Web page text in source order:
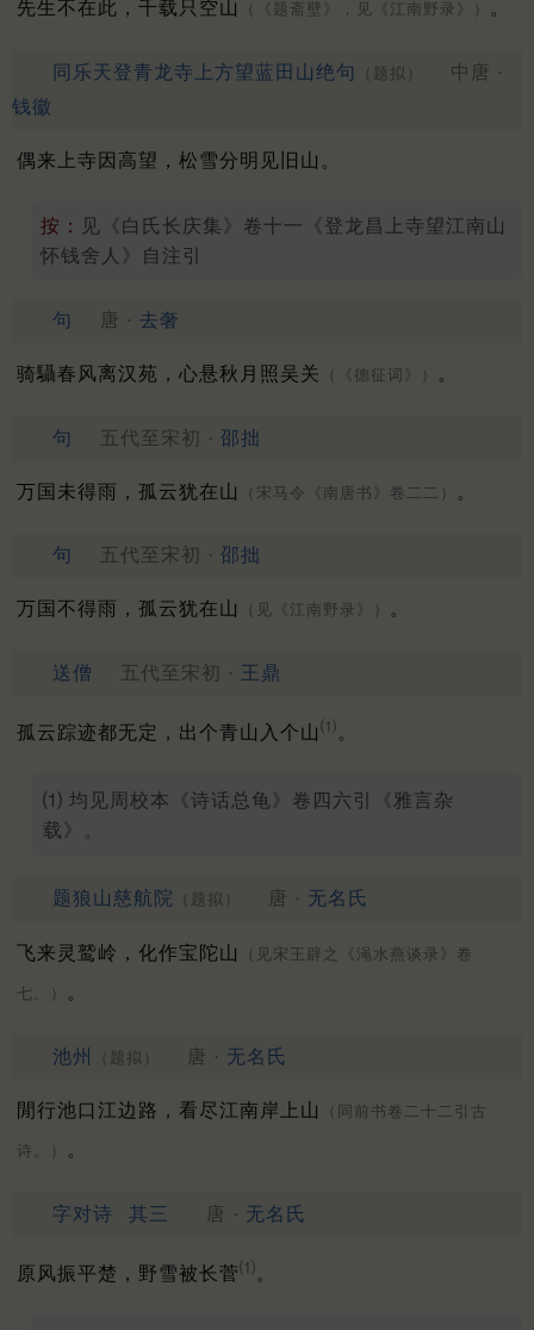
先生不在此，千载只空山 （《题斋壁》，见《江南野录》） 。
同乐天登青龙寺上方望蓝田山绝句 （题拟）
中唐 ·
钱徽
偶来上寺因高望，松雪分明见旧山。
按：
见《白氏长庆集》卷十一《登龙昌上寺望江南山
怀钱舍人》自注引
句 唐 · 去奢
骑䯀春风离汉苑，心悬秋月照吴关 （《德征词》） 。
句 五代至宋初 · 邵拙
万国未得雨，孤云犹在山 （宋马令《南唐书》卷二二） 。
句 五代至宋初 · 邵拙
万国不得雨，孤云犹在山 （见《江南野录》） 。
送僧 五代至宋初 · 王鼎
孤云踪迹都无定，出个青山入个山 ⑴ 。
⑴ 均见周校本《诗话总龟》卷四六引《雅言杂
载》。
题狼山慈航院 （题拟） 唐 · 无名氏
飞来灵鹫岭，化作宝陀山 （见宋王辟之《渑水燕谈录》卷
七。） 。
池州 （题拟） 唐 · 无名氏
閒行池口江边路，看尽江南岸上山 （同前书卷二十二引古
诗。） 。
字对诗 其三 唐 · 无名氏
原风振平楚，野雪被长菅⑴ 。